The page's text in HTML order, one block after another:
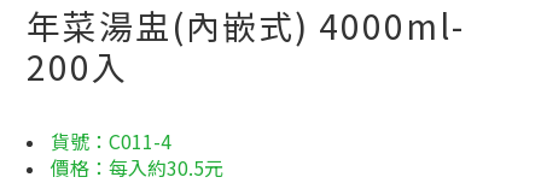
年菜湯盅(內嵌式) 4000ml-
200入
貨號：C011-4
價格：每入約30.5元